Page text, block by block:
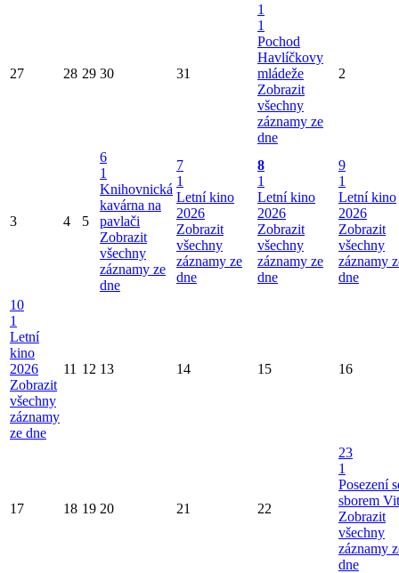
27 28 29 30 31
1
1
Pochod
Havlíčkovy
mládeže
Zobrazit
všechny
záznamy ze
dne
2
3 4 5
6
1
Knihovnická
kavárna na
pavlači
Zobrazit
všechny
záznamy ze
dne
7
1
Letní kino
2026
Zobrazit
všechny
záznamy ze
dne
8
1
Letní kino
2026
Zobrazit
všechny
záznamy ze
dne
9
1
Letní kino
2026
Zobrazit
všechny
záznamy
dne
10
1
Letní
kino
2026
Zobrazit
všechny
záznamy
ze dne
11 12 13 14 15 16
17 18 19 20 21 22
23
1
Posezení
sborem
Zobrazit
všechny
záznamy
dne